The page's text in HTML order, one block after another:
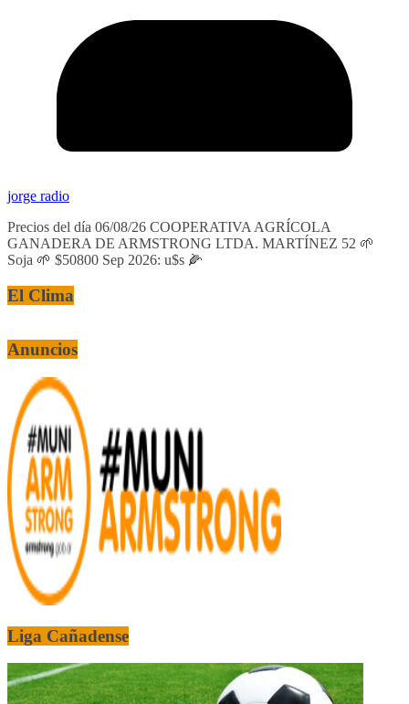
jorge radio
Precios del día 06/08/26 COOPERATIVA AGRÍCOLA
GANADERA DE ARMSTRONG LTDA. MARTÍNEZ 52 🌱
Soja 🌱 $50800 Sep 2026: u$s 🌽
El Clima
Anuncios
Liga Cañadense